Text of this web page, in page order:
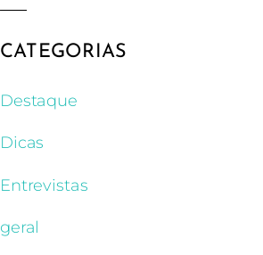
CATEGORIAS
Destaque
Dicas
Entrevistas
geral